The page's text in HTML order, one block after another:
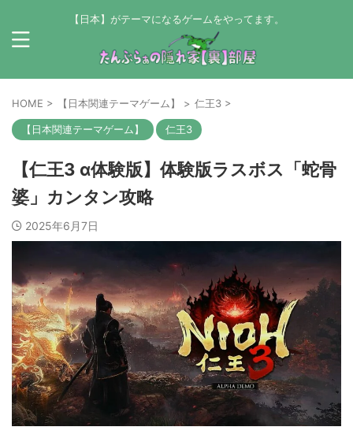
【日本】がテーマになるゲームをやってます。
HOME > 【日本関連テーマゲーム】 > 仁王3 >
【日本関連テーマゲーム】 仁王3
【仁王3 α体験版】体験版ラスボス「蛇骨
婆」カンタン攻略
2025年6月7日